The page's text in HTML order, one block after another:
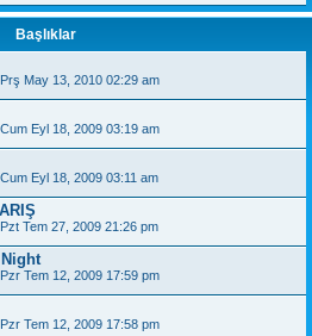
Başlıklar
Prş May 13, 2010 02:29 am
Cum Eyl 18, 2009 03:19 am
Cum Eyl 18, 2009 03:11 am
Pzt Tem 27, 2009 21:26 pm
Pzr Tem 12, 2009 17:59 pm
Pzr Tem 12, 2009 17:58 pm